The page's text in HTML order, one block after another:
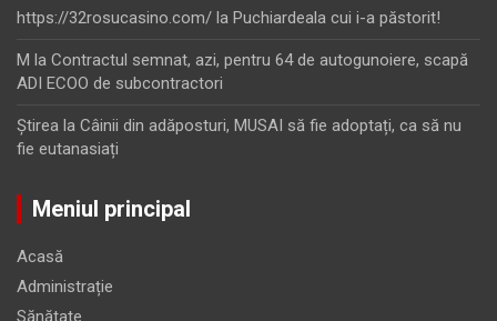
https://32rosucasino.com/ la Puchiardeala cui i-a păstorit!
M la Contractul semnat, azi, pentru 64 de autogunoiere, scapă
ADI ECOO de subcontractori
Ştirea la Câinii din adăposturi, MUSAI să fie adoptați, ca să nu
fie eutanasiați
Meniul principal
Acasă
Administrație
Sănătate